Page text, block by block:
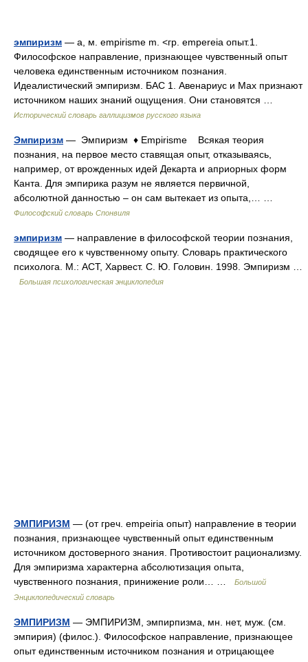
эмпиризм — а, м. empirisme m. <гр. empereia опыт.1.
Философское направление, признающее чувственный опыт
человека единственным источником познания.
Идеалистический эмпиризм. БАС 1. Авенариус и Мах признают
источником наших знаний ощущения. Они становятся …
Исторический словарь галлицизмов русского языка
Эмпиризм — Эмпиризм ♦ Empirisme Всякая теория
познания, на первое место ставящая опыт, отказываясь,
например, от врожденных идей Декарта и априорных форм
Канта. Для эмпирика разум не является первичной,
абсолютной данностью – он сам вытекает из опыта,… …
Философский словарь Спонвиля
эмпиризм — направление в философской теории познания,
сводящее его к чувственному опыту. Словарь практического
психолога. М.: АСТ, Харвест. С. Ю. Головин. 1998. Эмпиризм …
Большая психологическая энциклопедия
ЭМПИРИЗМ — (от греч. empeiria опыт) направление в теории
познания, признающее чувственный опыт единственным
источником достоверного знания. Противостоит рационализму.
Для эмпиризма характерна абсолютизация опыта,
чувственного познания, принижение роли… …
Большой
Энциклопедический словарь
ЭМПИРИЗМ — ЭМПИРИЗМ, эмпирпизма, мн. нет, муж. (см.
эмпирия) (филос.). Философское направление, признающее
опыт единственным источником познания и отрицающее